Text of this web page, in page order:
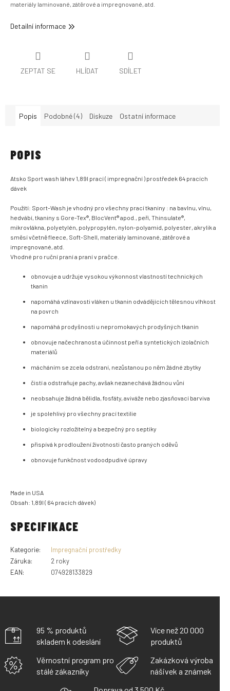
materiály laminované, zátěrové a impregnované, atd.
Detailní informace
ZEPTAT SE HLÍDAT SDÍLET
Popis Podobné (4) Diskuze Ostatní informace
POPIS
Atsko Sport wash láhev 1,89l prací ( impregnační ) prostředek 64 pracích
dávek
Použití: Sport-Wash je vhodný pro všechny prací tkaniny : na bavlnu, vlnu,
hedvábí, tkaniny s Gore-Tex®, BlocVent® apod., peří, Thinsulate®,
mikrovlákna, polyetylén, polypropylén, nylon-polyamid, polyester, akrylik a
směsí včetně fleece, Soft-Shell, materiály laminované, zátěrové a
impregnované, atd.
Vhodné pro ruční praní a praní v pračce.
obnovuje a udržuje vysokou výkonnost vlastností technických
tkanin
napomáhá vzlínavosti vláken u tkanin odvádějících tělesnou vlhkost
na povrch
napomáhá prodyšnosti u nepromokavých prodyšných tkanin
obnovuje načechranost a účinnost peří a syntetických izolačních
materiálů
mácháním se zcela odstraní, nezůstanou po něm žádné zbytky
čistí a odstraňuje pachy, avšak nezanechává žádnou vůni
neobsahuje žádná bělidla, fosfáty, aviváže nebo zjasňovací barviva
je spolehlivý pro všechny prací textilie
biologicky rozložitelný a bezpečný pro septiky
přispívá k prodloužení životnosti často praných oděvů
obnovuje funkčnost vodoodpudivé úpravy
Made in USA
Obsah: 1,89l ( 64 pracích dávek)
SPECIFIKACE
Kategorie:
Impregnační prostředky
Záruka:
2 roky
EAN: 074928133829
95 % produktů
skladem k odeslání
Více než 20 000
produktů
Věrnostní program pro
stálé zákazníky
Zakázková výroba
nášivek a známek